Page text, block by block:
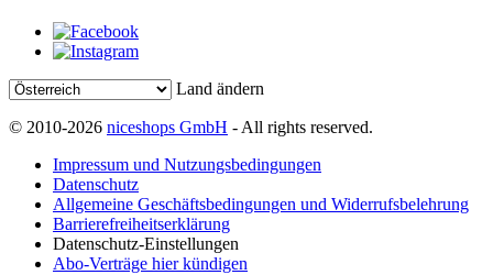
Land ändern
© 2010-2026 niceshops GmbH - All rights reserved.
Impressum und Nutzungsbedingungen
Datenschutz
Allgemeine Geschäftsbedingungen und Widerrufsbelehrung
Barrierefreiheitserklärung
Datenschutz-Einstellungen
Abo-Verträge hier kündigen